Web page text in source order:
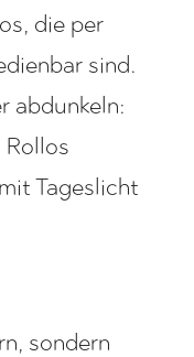
die per
sind.
abdunkeln:
Tageslicht
sondern